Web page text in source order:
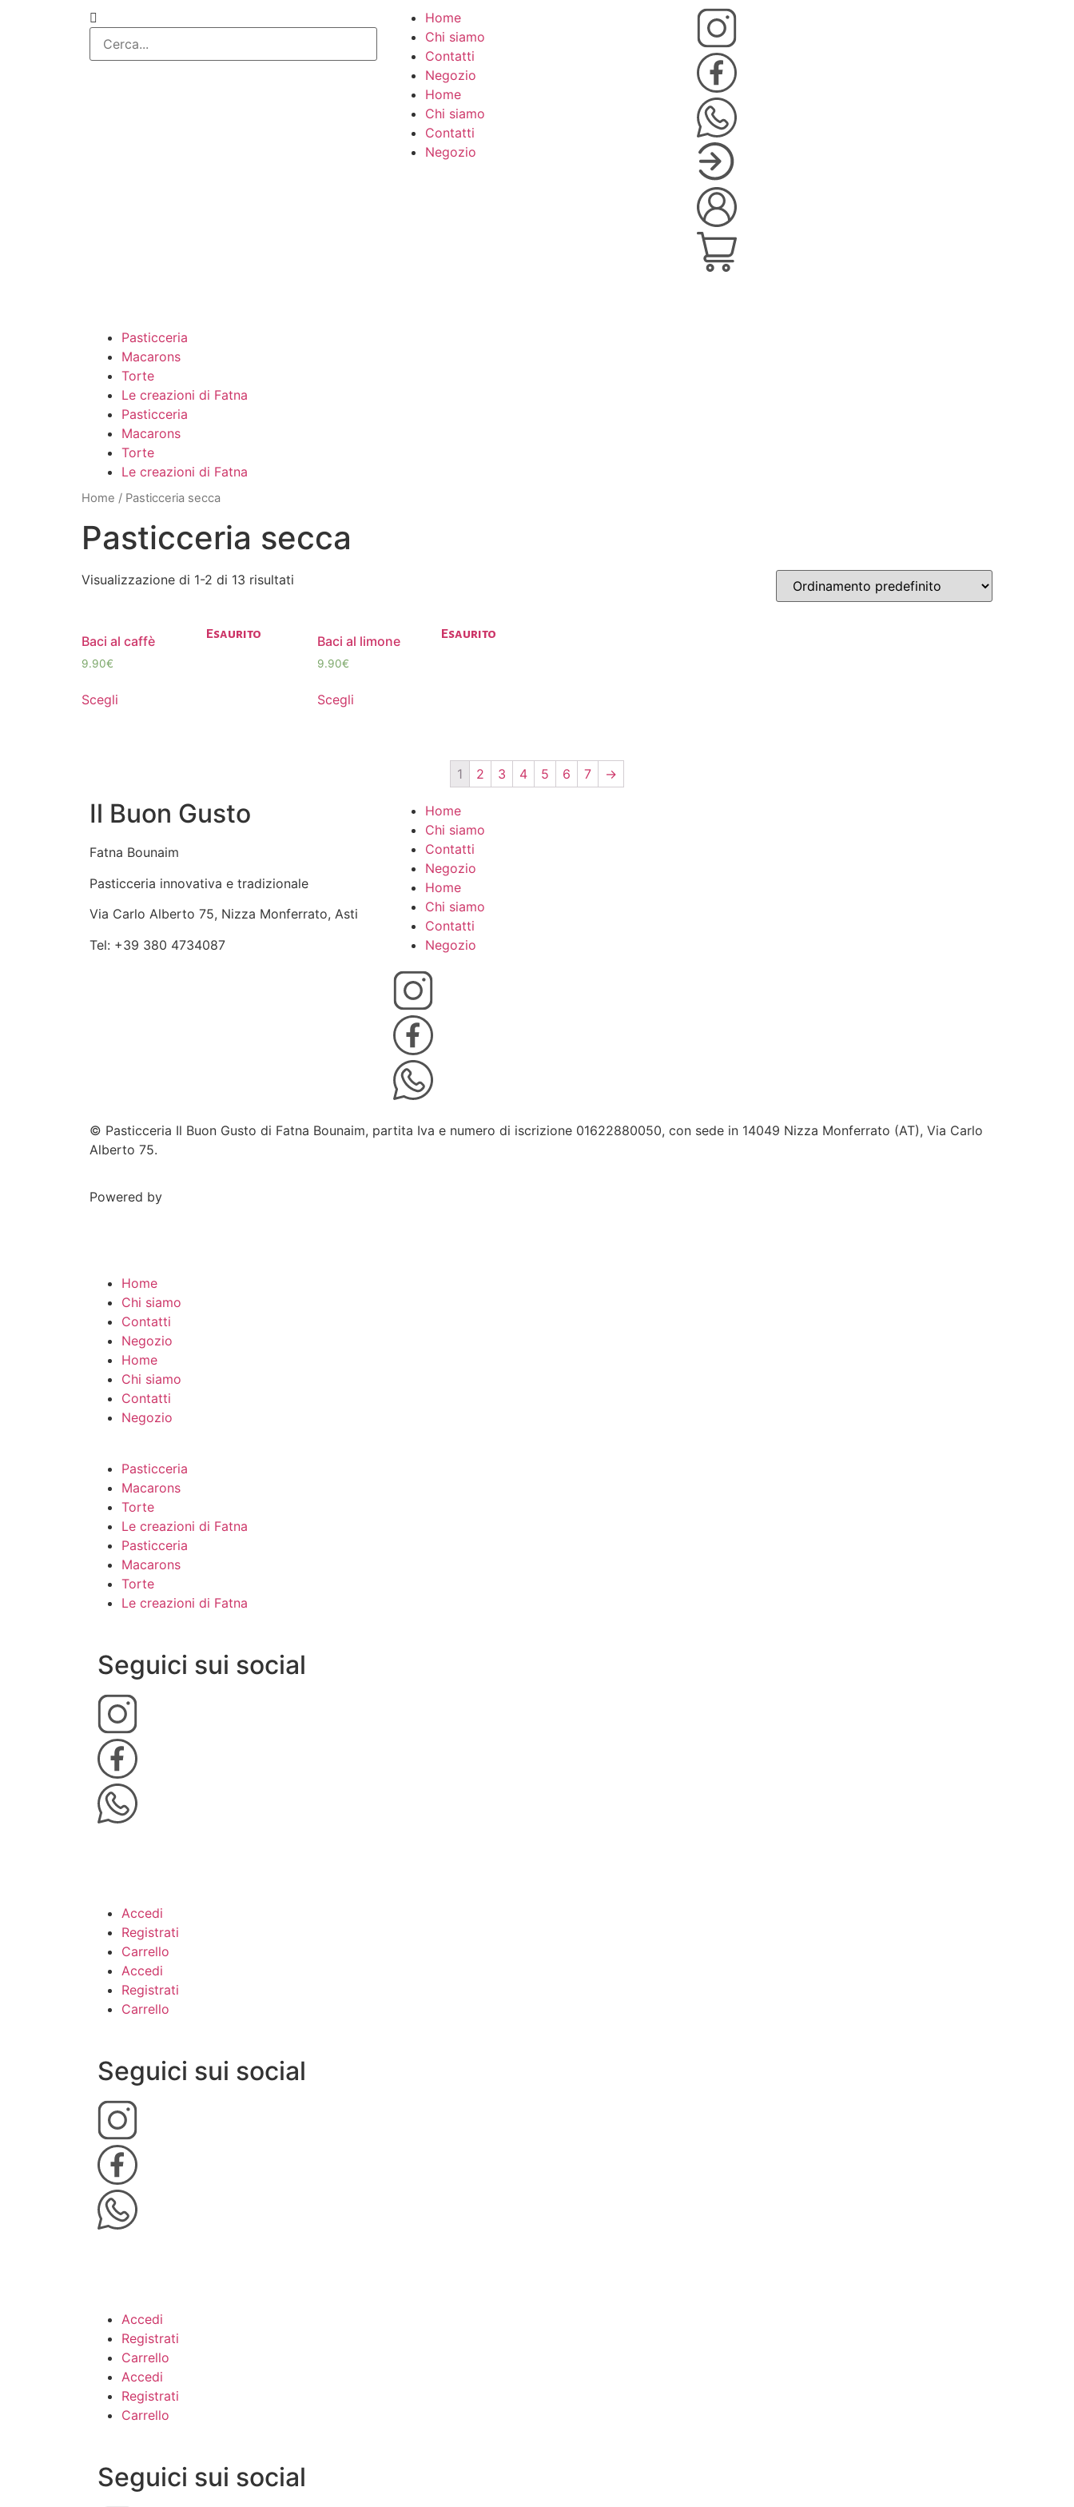
Home
Chi siamo
Contatti
Negozio
Home
Chi siamo
Contatti
Negozio
Pasticceria
Macarons
Torte
Le creazioni di Fatna
Pasticceria
Macarons
Torte
Le creazioni di Fatna
Home / Pasticceria secca
Pasticceria secca
Visualizzazione di 1-2 di 13 risultati
Esaurito
Baci al caffè
9.90€
Scegli
Esaurito
Baci al limone
9.90€
Scegli
1 2 3 4 5 6 7 →
Il Buon Gusto
Fatna Bounaim
Pasticceria innovativa e tradizionale
Via Carlo Alberto 75, Nizza Monferrato, Asti
Tel: +39 380 4734087
Home
Chi siamo
Contatti
Negozio
Home
Chi siamo
Contatti
Negozio
© Pasticceria Il Buon Gusto di Fatna Bounaim, partita Iva e numero di iscrizione 01622880050, con sede in 14049 Nizza Monferrato (AT), Via Carlo
Alberto 75.
Powered by
Home
Chi siamo
Contatti
Negozio
Home
Chi siamo
Contatti
Negozio
Pasticceria
Macarons
Torte
Le creazioni di Fatna
Pasticceria
Macarons
Torte
Le creazioni di Fatna
Seguici sui social
Accedi
Registrati
Carrello
Accedi
Registrati
Carrello
Seguici sui social
Accedi
Registrati
Carrello
Accedi
Registrati
Carrello
Seguici sui social